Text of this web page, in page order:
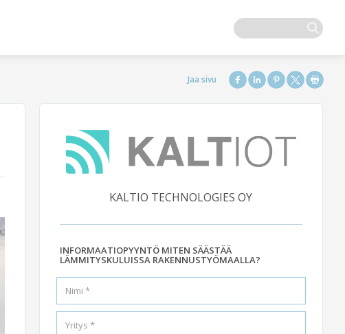
KALTIO TECHNOLOGIES OY
INFORMAATIOPYYNTÖ MITEN SÄÄSTÄÄ
LÄMMITYSKULUISSA RAKENNUSTYÖMAALLA?